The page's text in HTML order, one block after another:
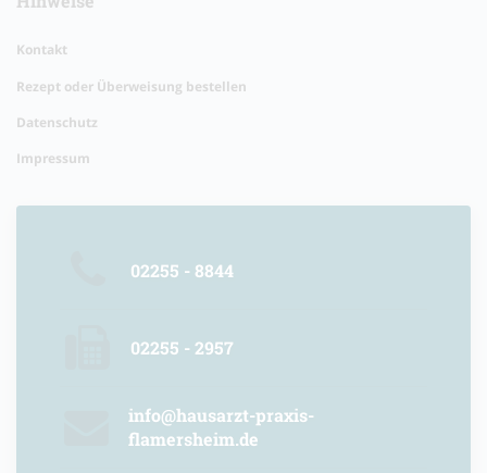
Kontakt
Rezept oder Überweisung bestellen
Datenschutz
Impressum
02255 - 8844
02255 - 2957
info@hausarzt-praxis-
flamersheim.de